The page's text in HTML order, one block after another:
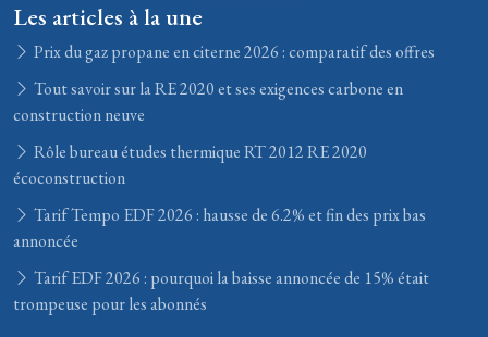
Les articles à la une
Prix du gaz propane en citerne 2026 : comparatif des offres
Tout savoir sur la RE 2020 et ses exigences carbone en
construction neuve
Rôle bureau études thermique RT 2012 RE 2020
écoconstruction
Tarif Tempo EDF 2026 : hausse de 6.2% et fin des prix bas
annoncée
Tarif EDF 2026 : pourquoi la baisse annoncée de 15% était
trompeuse pour les abonnés